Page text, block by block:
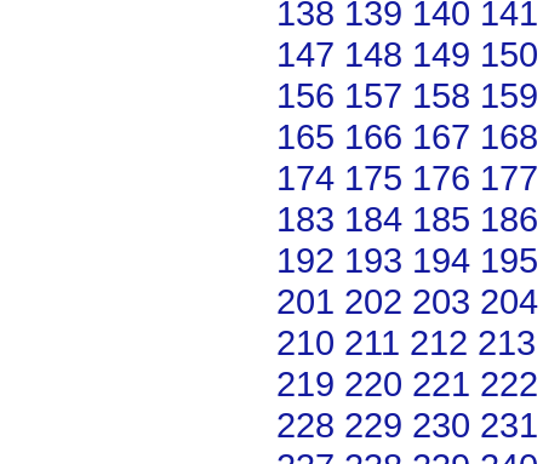
138 139 140 141
147 148 149 150
156 157 158 159
165 166 167 168
174 175 176 177
183 184 185 186
192 193 194 195
201 202 203 204
210 211 212 213
219 220 221 222
228 229 230 231